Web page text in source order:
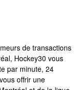
de transactions
Hockey30 vous
par minute, 24
offrir une